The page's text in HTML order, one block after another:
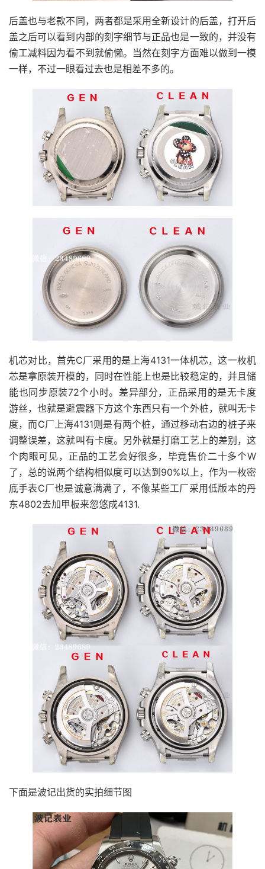
后盖也与老款不同，两者都是采用全新设计的后盖，打开后
盖之后可以看到内部的刻字细节与正品也是一致的，并没有
偷工减料因为看不到就偷懒。当然在刻字方面难以做到一模
一样，不过一眼看过去也是相差不多的。
机芯对比，首先C厂采用的是上海4131一体机芯，这一枚机
芯是拿原装开模的，同时在性能上也是比较稳定的，并且储
能也同步原装72个小时。差异部分，正品采用的是无卡度
游丝，也就是避震器下方这个东西只有一个外桩，就叫无卡
度，而C厂上海4131则是有两个桩，通过移动右边的桩子来
调整误差，这就叫有卡度。另外就是打磨工艺上的差别，这
个肉眼可见，正品的工艺会好很多，毕竟售价二十多个W
了，总的说两个结构相似度可以达到90%以上，作为一枚密
底手表C厂也是诚意满满了，不像某些工厂采用低版本的丹
东4802去加甲板来忽悠成4131.
下面是波记出货的实拍细节图